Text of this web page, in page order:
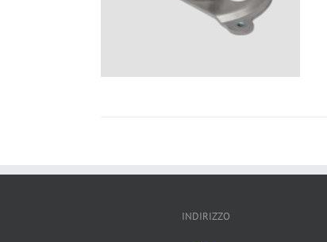
INDIRIZZO